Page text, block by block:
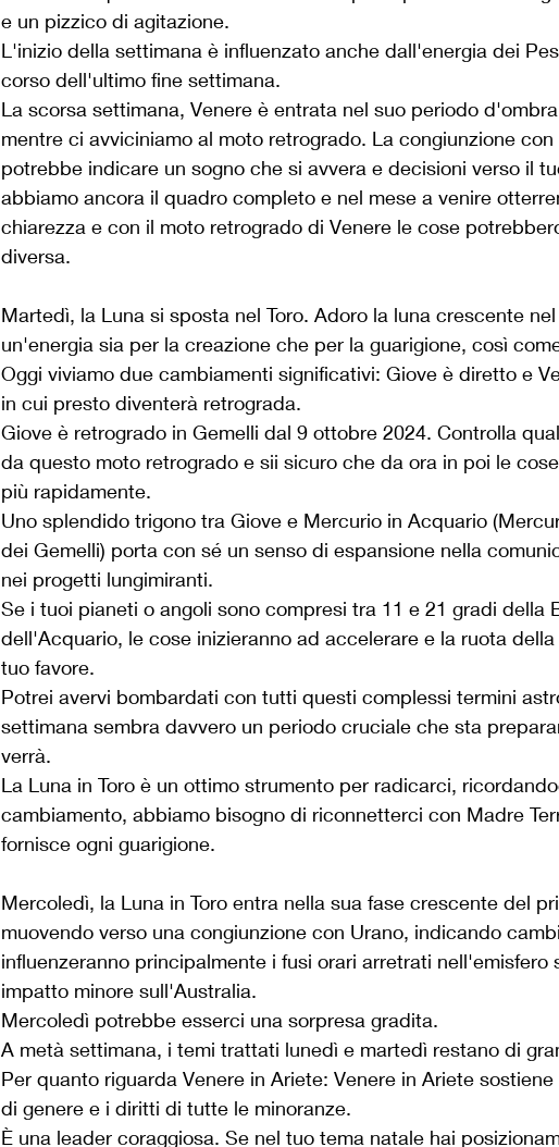
e un pizzico di agitazione.
L'inizio della settimana è influenzato anche dall'energia dei
corso dell'ultimo fine settimana.
La scorsa settimana, Venere è entrata nel suo periodo
mentre ci avviciniamo al moto retrogrado. La congiunzione
potrebbe indicare un sogno che si avvera e decisioni verso il
abbiamo ancora il quadro completo e nel mese a venire
chiarezza e con il moto retrogrado di Venere le cose
diversa.
Martedì, la Luna si sposta nel Toro. Adoro la luna crescente
un'energia sia per la creazione che per la guarigione, così
Oggi viviamo due cambiamenti significativi: Giove è diretto e
in cui presto diventerà retrograda.
Giove è retrogrado in Gemelli dal 9 ottobre 2024. Controlla
da questo moto retrogrado e sii sicuro che da ora in poi le
più rapidamente.
Uno splendido trigono tra Giove e Mercurio in Acquario
dei Gemelli) porta con sé un senso di espansione nella
nei progetti lungimiranti.
Se i tuoi pianeti o angoli sono compresi tra 11 e 21 gradi della
dell'Acquario, le cose inizieranno ad accelerare e la ruota
tuo favore.
Potrei avervi bombardati con tutti questi complessi termini
settimana sembra davvero un periodo cruciale che sta
verrà.
La Luna in Toro è un ottimo strumento per radicarci,
cambiamento, abbiamo bisogno di riconnetterci con Madre
fornisce ogni guarigione.
Mercoledì, la Luna in Toro entra nella sua fase crescente del
muovendo verso una congiunzione con Urano, indicando
influenzeranno principalmente i fusi orari arretrati nell'emisfero
impatto minore sull'Australia.
Mercoledì potrebbe esserci una sorpresa gradita.
A metà settimana, i temi trattati lunedì e martedì restano di
Per quanto riguarda Venere in Ariete: Venere in Ariete
di genere e i diritti di tutte le minoranze.
È una leader coraggiosa. Se nel tuo tema natale hai